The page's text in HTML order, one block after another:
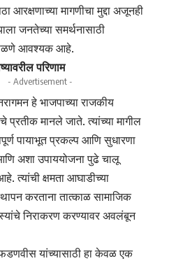
आरक्षणाच्या मागणीचा मुद्दा अजूनही
जनतेच्या समर्थनासाठी
आवश्यक आहे.
परिणाम
- Advertisement -
हे भाजपाच्या राजकीय
प्रतीक मानले जाते. त्यांच्या मागील
पायाभूत प्रकल्प आणि सुधारणा
अशा उपाययोजना पुढे चालू
त्यांची क्षमता आघाडीच्या
करताना तात्काळ सामाजिक
निराकरण करण्यावर अवलंबून
यांच्यासाठी हा केवळ एक